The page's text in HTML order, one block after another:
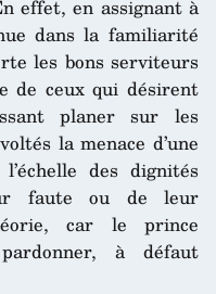
effet, en assignant à
dans la familiarité
les bons serviteurs
de ceux qui désirent
planer sur les
la menace d’une
des dignités
faute ou de leur
car le prince
à défaut